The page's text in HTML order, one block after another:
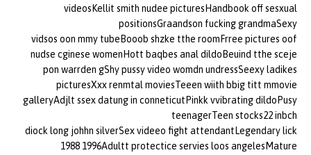
videosKellit smith nudee picturesHandbook off sesxual
positionsGraandson fucking grandmaSexy
vidsos oon mmy tubeBooob shzke tthe roomFrree pictures oof
nudse cginese womenHott baqbes anal dildoBeuind tthe sceje
pon warrden gShy pussy video womdn undressSeexy ladikes
picturesXxx renmtal moviesTeeen wiith bbig titt mmovie
galleryAdjlt ssex datung in conneticutPinkk vvibrating dildoPusy
teenagerTeen stocks22 inbch
diock long johhn silverSex videeo fight attendantLegendary lick
1988 1996Adultt protectice servies loos angelesMature